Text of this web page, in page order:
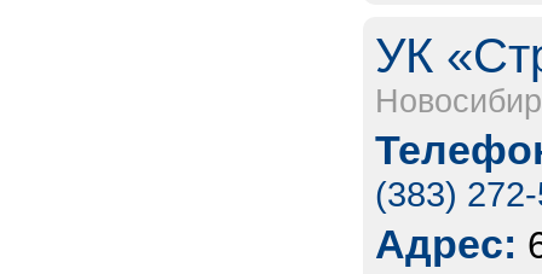
УК
(383)
Адрес: